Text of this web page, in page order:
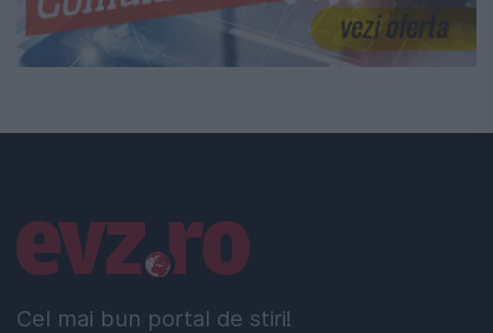
Cel mai bun portal de stiri!
Linkuri utile